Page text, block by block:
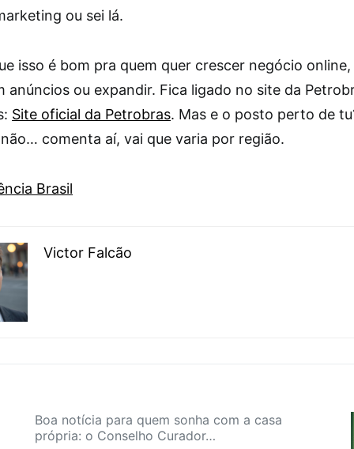
ou sei lá.
isso é bom pra quem quer crescer negócio
anúncios ou expandir. Fica ligado no site da
Site oficial da Petrobras. Mas e o posto perto de
comenta aí, vai que varia por região.
Brasil
Victor Falcão
Boa notícia para quem sonha com a casa
própria: o Conselho Curador…